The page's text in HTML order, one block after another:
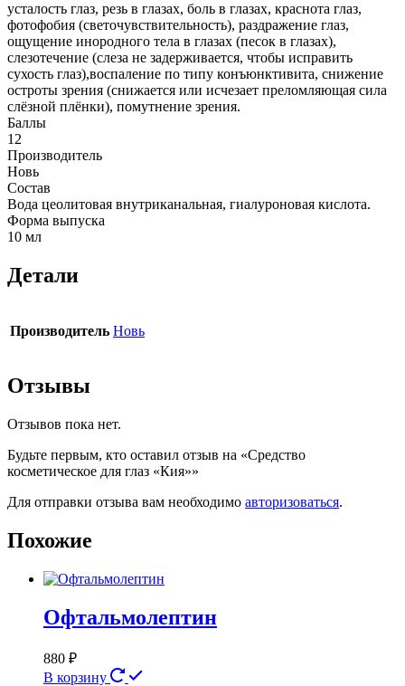
усталость глаз, резь в глазах, боль в глазах, краснота глаз,
фотофобия (светочувствительность), раздражение глаз,
ощущение инородного тела в глазах (песок в глазах),
слезотечение (слеза не задерживается, чтобы исправить
сухость глаз),воспаление по типу конъюнктивита, снижение
остроты зрения (снижается или исчезает преломляющая сила
слёзной плёнки), помутнение зрения.
Баллы
12
Производитель
Новь
Состав
Вода цеолитовая внутриканальная, гиалуроновая кислота.
Форма выпуска
10 мл
Детали
Производитель Новь
Отзывы
Отзывов пока нет.
Будьте первым, кто оставил отзыв на «Средство
косметическое для глаз «Кия»»
Для отправки отзыва вам необходимо авторизоваться.
Похожие
Офтальмолептин
880 ₽
В корзину